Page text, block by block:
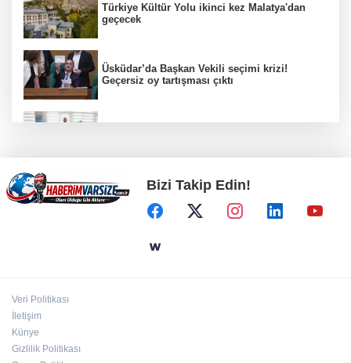
Türkiye Kültür Yolu ikinci kez Malatya'dan
geçecek
Üsküdar’da Başkan Vekili seçimi krizi!
Geçersiz oy tartışması çıktı
Öğretmenlerin il içi atama sonuçları açıklandı
Metin Sözen Okulu Gaziantep'te kuruldu...
Bizi Takip Edin!
Veri Politikası
İletişim
Künye
Gizlilik Politikası